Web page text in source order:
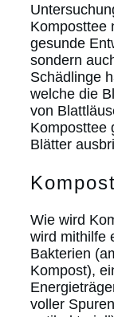
Komposttee
gesunde
sondern
Schädlinge
welche die
von
Komposttee
Blätter
Wie wird
wird mithilfe
Bakterien
Kompost),
voller